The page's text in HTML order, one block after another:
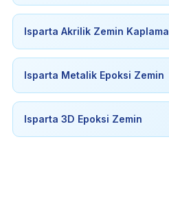
Isparta Akrilik Zemin Kaplama
Isparta Metalik Epoksi Zemin
Isparta 3D Epoksi Zemin